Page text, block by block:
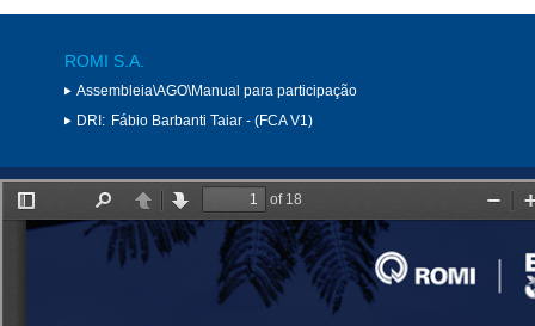
ROMI S.A.
Assembleia\AGO\Manual para participação
DRI: Fábio Barbanti Taiar - (FCA V1)